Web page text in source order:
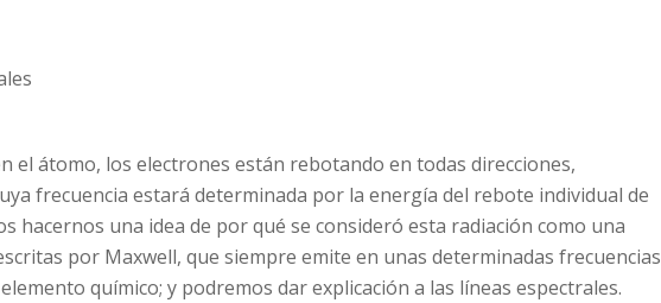
el átomo, los electrones están rebotando en todas direcciones,
frecuencia estará determinada por la energía del rebote individual de
hacernos una idea de por qué se consideró esta radiación como una
por Maxwell, que siempre emite en unas determinadas frecuencias
químico; y podremos dar explicación a las líneas espectrales.